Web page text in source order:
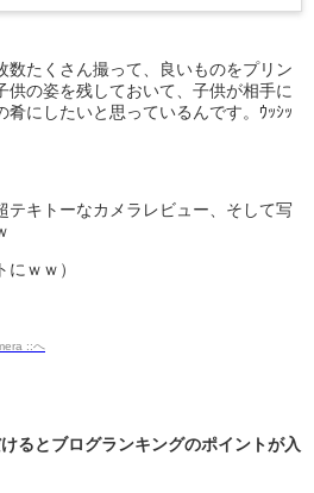
数たくさん撮って、良いものをプリン
供の姿を残しておいて、子供が相手に
肴にしたいと思っているんです。ｳｯｼｯ
テキトーなカメラレビュー、そして写
ｗｗ）
るとブログランキングのポイントが入